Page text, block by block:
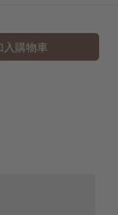
入購物車